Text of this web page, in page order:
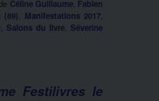
Céline Guillaume, Fabien
(89) Manifestations 2017
Salons du livre Séverine
Festilivres le